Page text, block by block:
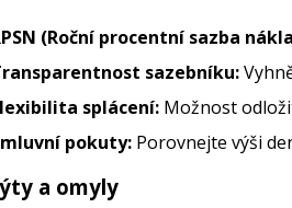
(Roční procentní sazba
sazebníku:
splácení: Možnost
pokuty: Porovnejte výši
a omyly